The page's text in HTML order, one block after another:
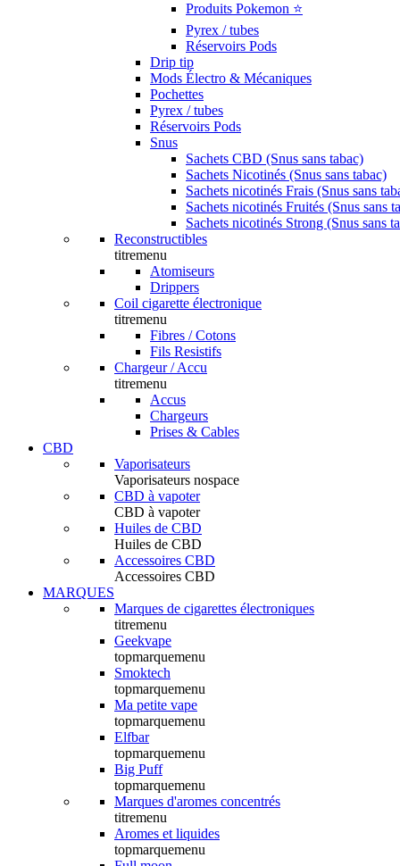
Produits Pokemon ⭐️
Pyrex / tubes
Réservoirs Pods
Drip tip
Mods Électro & Mécaniques
Pochettes
Pyrex / tubes
Réservoirs Pods
Snus
Sachets CBD (Snus sans tabac)
Sachets Nicotinés (Snus sans tabac)
Sachets nicotinés Frais (Snus sans
Sachets nicotinés Fruités (Snus sans
Sachets nicotinés Strong (Snus sans
Reconstructibles
titremenu
Atomiseurs
Drippers
Coil cigarette électronique
titremenu
Fibres / Cotons
Fils Resistifs
Chargeur / Accu
titremenu
Accus
Chargeurs
Prises & Cables
CBD
Vaporisateurs
Vaporisateurs nospace
CBD à vapoter
CBD à vapoter
Huiles de CBD
Huiles de CBD
Accessoires CBD
Accessoires CBD
MARQUES
Marques de cigarettes électroniques
titremenu
Geekvape
topmarquemenu
Smoktech
topmarquemenu
Ma petite vape
topmarquemenu
Elfbar
topmarquemenu
Big Puff
topmarquemenu
Marques d'aromes concentrés
titremenu
Aromes et liquides
topmarquemenu